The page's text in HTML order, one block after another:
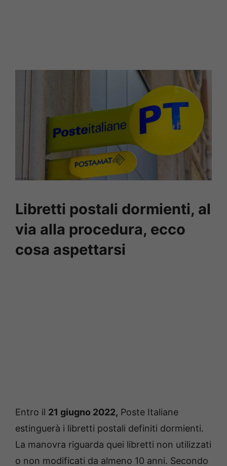
Libretti postali dormienti, al
via alla procedura, ecco
cosa aspettarsi
Entro il 21 giugno 2022, Poste Italiane
estinguerà i libretti postali definiti dormienti.
La manovra riguarda quei libretti non utilizzati
o non modificati da almeno 10 anni. Secondo